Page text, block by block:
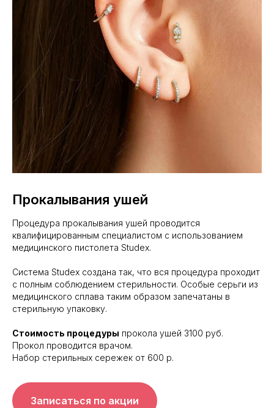
Прокалывания ушей
Процедура прокалывания ушей проводится
квалифицированным специалистом с использованием
медицинского пистолета Studex.
Система Studex создана так, что вся процедура проходит
с полным соблюдением стерильности. Особые серьги из
медицинского сплава таким образом запечатаны в
стерильную упаковку.
Стоимость процедуры прокола ушей 3100 руб.
Прокол проводится врачом.
Набор стерильных сережек от 600 р.
Записаться по акции